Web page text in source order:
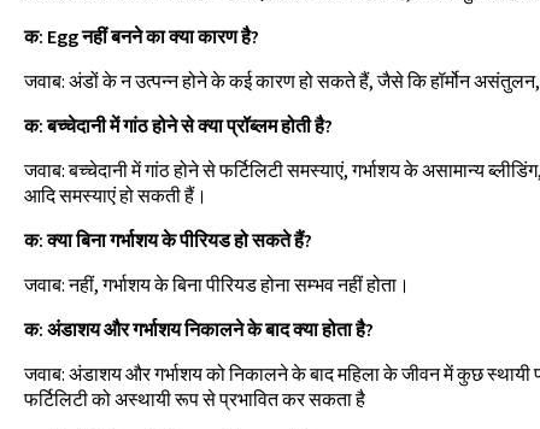
क: Egg नहीं बनने का क्या कारण है?
जवाब: अंडों के न उत्पन्न होने के कई कारण हो सकते हैं, जैसे कि हॉर्मोन
क: बच्चेदानी में गांठ होने से क्या प्रॉब्लम होती है?
जवाब: बच्चेदानी में गांठ होने से फर्टिलिटी समस्याएं, गर्भाशय के असामान्य
आदि समस्याएं हो सकती हैं।
क: क्या बिना गर्भाशय के पीरियड हो सकते हैं?
जवाब: नहीं, गर्भाशय के बिना पीरियड होना सम्भव नहीं होता।
क: अंडाशय और गर्भाशय निकालने के बाद क्या होता है?
जवाब: अंडाशय और गर्भाशय को निकालने के बाद महिला के जीवन में कुछ स्थायी
फर्टिलिटी को अस्थायी रूप से प्रभावित कर सकता है